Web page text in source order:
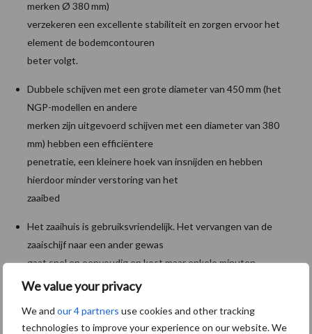
We value your privacy
We and our 4 partners use cookies and other tracking
technologies to improve your experience on our website. We
merken Ø 380 mm)
verzekeren een excellente stabiliteit en zorgen ervoor het
element de bodemcontouren
beter volgt.
Dubbele schijven met een grote diameter van 450 mm (het
NGP-modellen en andere
merken zijn uitgevoerd schijven met een diameter van 380
mm) hebben een efficiëntere
penetratie, een kleinere hoek van insnijden en hebben
hierdoor minder verstoring van het
zaaibed
Het zaaihuis is gebruiksvriendelijk. Het vervangen van de
zaaischijf naar een ander gewas
gaat snel en eenvoudig en kost maar enkele minuten.
Ergonomische hendels maken het gemakkelijk om het element
in te stellen